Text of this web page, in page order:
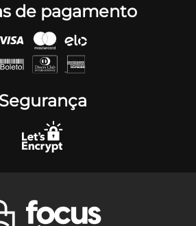
de pagamento
Segurança